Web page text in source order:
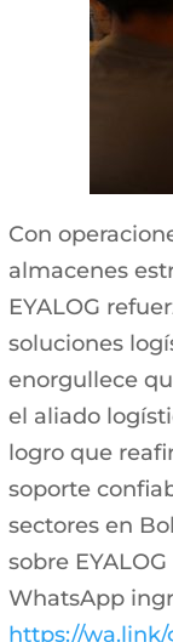
Con
almacenes
EYALOG
soluciones
enorgullece
el aliado
logro que
soporte
sectores en
sobre
WhatsApp
https://